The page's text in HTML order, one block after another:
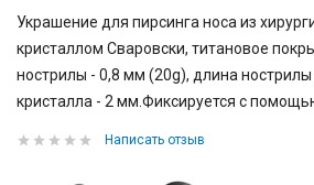
Украшение для пирсинга носа из
кристаллом Сваровски, титановое
нострилы - 0,8 мм (20g), длина
кристалла - 2 мм.Фиксируется с
Написать отзыв